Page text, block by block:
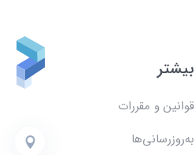
بیشتر
قوانین و مقررات
به‌روزرسانی‌ها